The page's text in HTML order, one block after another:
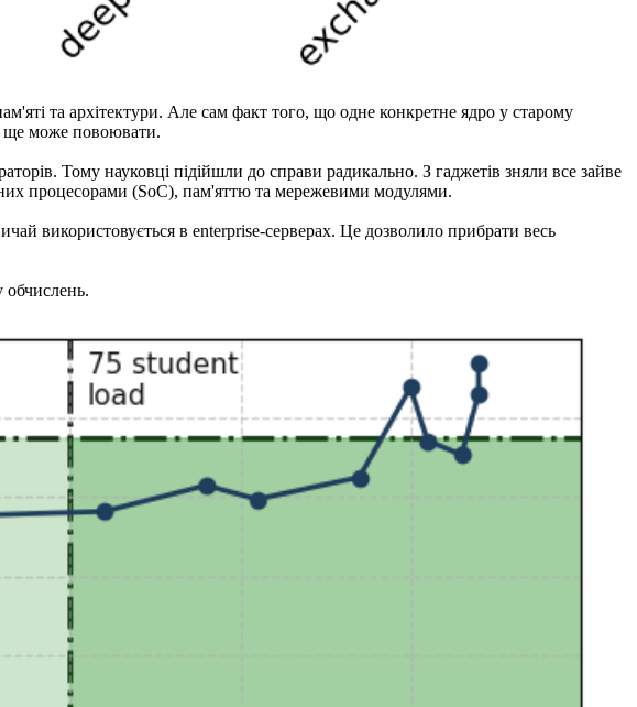
та архітектури. Але сам факт того, що одне конкретне ядро у старому
ще може повоювати.
Тому науковці підійшли до справи радикально. З гаджетів зняли все зайве
процесорами (SoC), пам'яттю та мережевими модулями.
використовується в enterprise-серверах. Це дозволило прибрати весь